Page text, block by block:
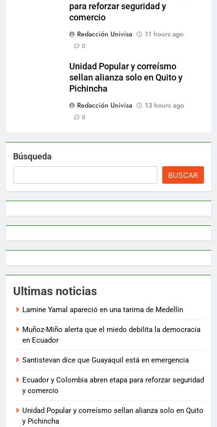
para reforzar seguridad y
comercio
Redacción Univisa
11 hours ago
0
Unidad Popular y correísmo
sellan alianza solo en Quito y
Pichincha
Redacción Univisa
13 hours ago
0
Búsqueda
BUSCAR
Ultimas noticias
Lamine Yamal apareció en una tarima de Medellín
Muñoz-Miño alerta que el miedo debilita la democracia
en Ecuador
Santistevan dice que Guayaquil está en emergencia
Ecuador y Colombia abren etapa para reforzar seguridad
y comercio
Unidad Popular y correísmo sellan alianza solo en Quito
y Pichincha